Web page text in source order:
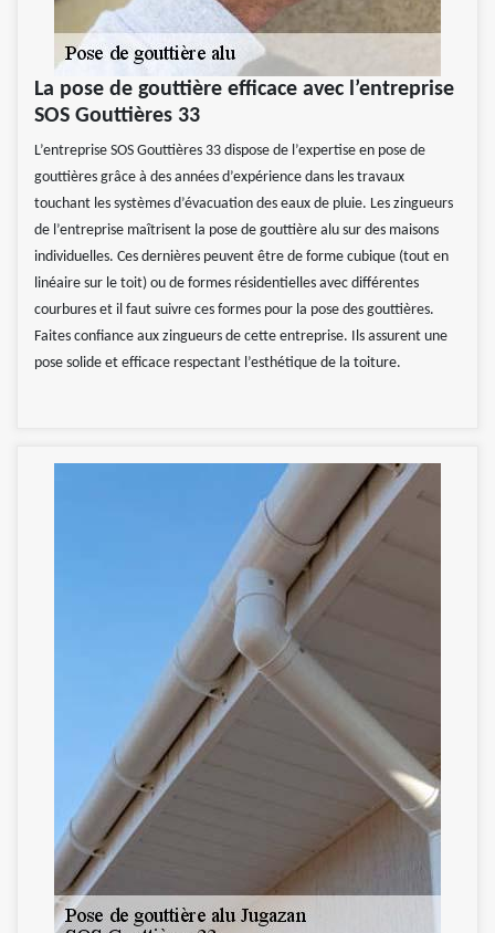
La pose de gouttière efficace avec l’entreprise
SOS Gouttières 33
L’entreprise SOS Gouttières 33 dispose de l’expertise en pose de
gouttières grâce à des années d’expérience dans les travaux
touchant les systèmes d’évacuation des eaux de pluie. Les zingueurs
de l’entreprise maîtrisent la pose de gouttière alu sur des maisons
individuelles. Ces dernières peuvent être de forme cubique (tout en
linéaire sur le toit) ou de formes résidentielles avec différentes
courbures et il faut suivre ces formes pour la pose des gouttières.
Faites confiance aux zingueurs de cette entreprise. Ils assurent une
pose solide et efficace respectant l’esthétique de la toiture.